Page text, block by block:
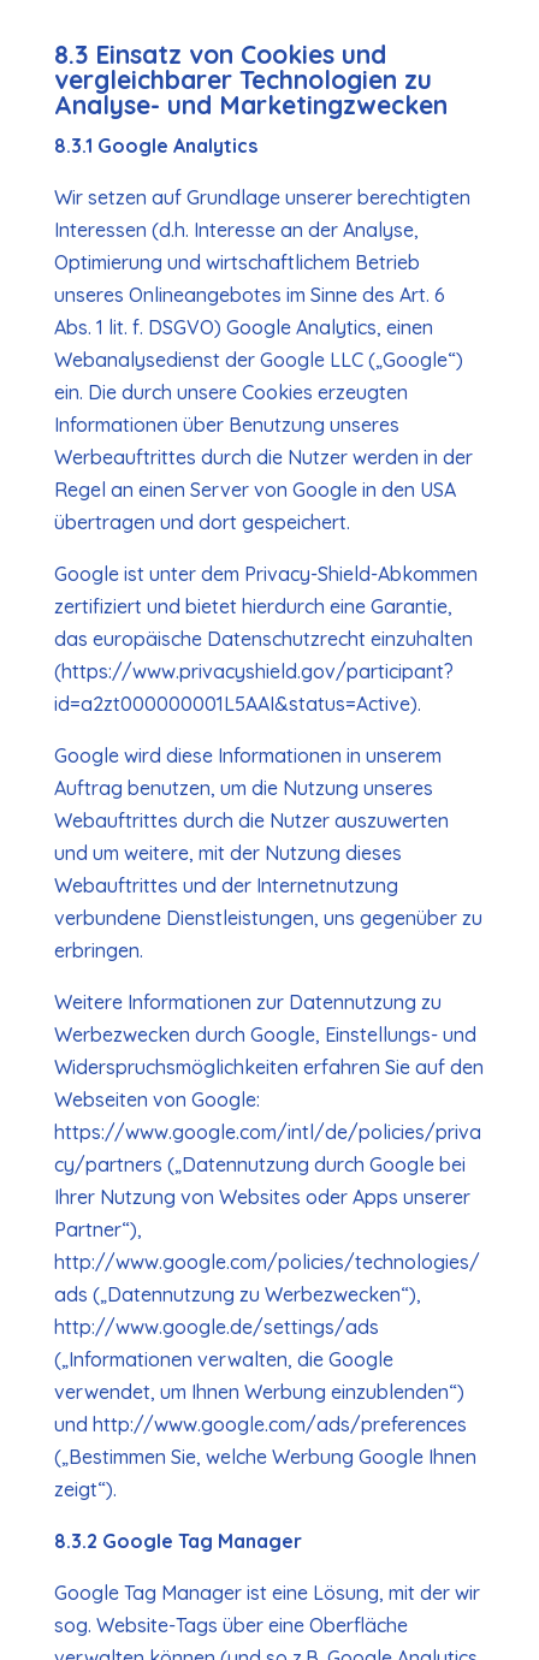
8.3 Einsatz von Cookies und
vergleichbarer Technologien zu
Analyse- und Marketingzwecken
8.3.1 Google Analytics
Wir setzen auf Grundlage unserer berechtigten
Interessen (d.h. Interesse an der Analyse,
Optimierung und wirtschaftlichem Betrieb
unseres Onlineangebotes im Sinne des Art. 6
Abs. 1 lit. f. DSGVO) Google Analytics, einen
Webanalysedienst der Google LLC („Google“)
ein. Die durch unsere Cookies erzeugten
Informationen über Benutzung unseres
Werbeauftrittes durch die Nutzer werden in der
Regel an einen Server von Google in den USA
übertragen und dort gespeichert.
Google ist unter dem Privacy-Shield-Abkommen
zertifiziert und bietet hierdurch eine Garantie,
das europäische Datenschutzrecht einzuhalten
(https://www.privacyshield.gov/participant?
id=a2zt000000001L5AAI&status=Active).
Google wird diese Informationen in unserem
Auftrag benutzen, um die Nutzung unseres
Webauftrittes durch die Nutzer auszuwerten
und um weitere, mit der Nutzung dieses
Webauftrittes und der Internetnutzung
verbundene Dienstleistungen, uns gegenüber zu
erbringen.
Weitere Informationen zur Datennutzung zu
Werbezwecken durch Google, Einstellungs- und
Widerspruchsmöglichkeiten erfahren Sie auf den
Webseiten von Google:
https://www.google.com/intl/de/policies/priva
cy/partners („Datennutzung durch Google bei
Ihrer Nutzung von Websites oder Apps unserer
Partner“),
http://www.google.com/policies/technologies/
ads („Datennutzung zu Werbezwecken“),
http://www.google.de/settings/ads
(„Informationen verwalten, die Google
verwendet, um Ihnen Werbung einzublenden“)
und http://www.google.com/ads/preferences
(„Bestimmen Sie, welche Werbung Google Ihnen
zeigt“).
8.3.2 Google Tag Manager
Google Tag Manager ist eine Lösung, mit der wir
sog. Website-Tags über eine Oberfläche